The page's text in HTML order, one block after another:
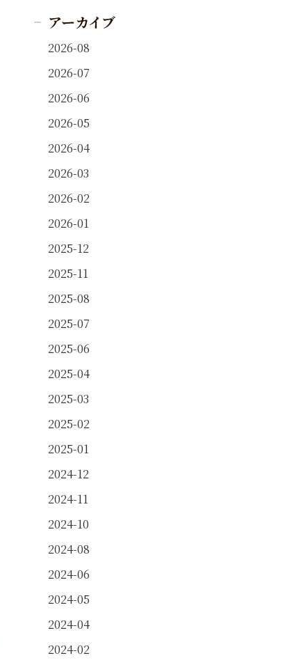
アーカイブ
2026-08
2026-07
2026-06
2026-05
2026-04
2026-03
2026-02
2026-01
2025-12
2025-11
2025-08
2025-07
2025-06
2025-04
2025-03
2025-02
2025-01
2024-12
2024-11
2024-10
2024-08
2024-06
2024-05
2024-04
2024-02